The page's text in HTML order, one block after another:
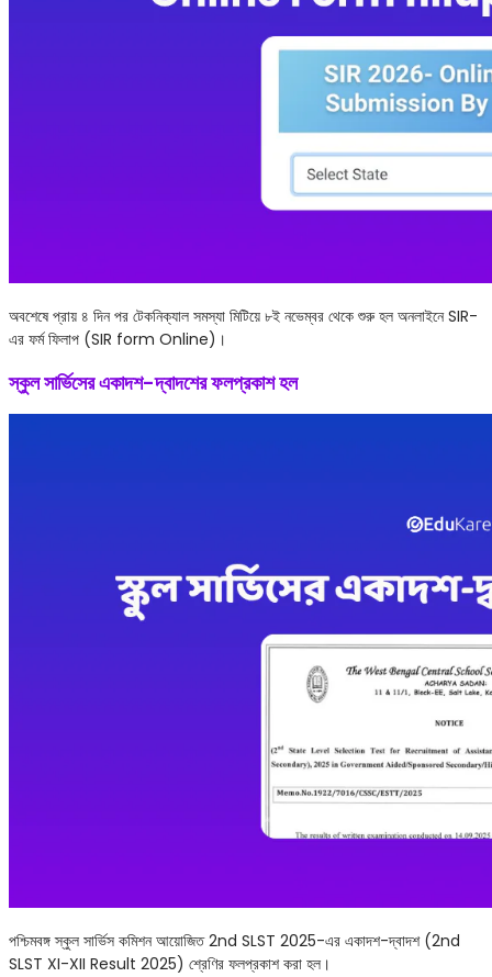
অবশেষে প্রায় ৪ দিন পর টেকনিক্যাল সমস্যা মিটিয়ে ৮ই নভেম্বর থেকে শুরু হল অনলাইনে SIR-
এর ফর্ম ফিলাপ (SIR form Online)।
স্কুল সার্ভিসের একাদশ-দ্বাদশের ফলপ্রকাশ হল
পশ্চিমবঙ্গ স্কুল সার্ভিস কমিশন আয়োজিত 2nd SLST 2025-এর একাদশ-দ্বাদশ (2nd
SLST XI-XII Result 2025) শ্রেণির ফলপ্রকাশ করা হল।